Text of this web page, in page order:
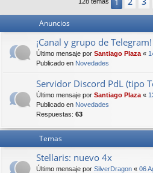
Anuncios
¡Canal y grupo de Telegram!
Último mensaje por Santiago Plaza «
Publicado en Novedades
Servidor Discord PdL (tipo
Último mensaje por Santiago Plaza «
Publicado en Novedades
Respuestas: 63
Temas
Stellaris: nuevo 4x
Último mensaje por SilverDragon « 06